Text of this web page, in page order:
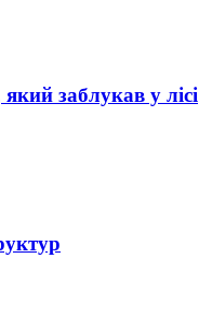
заблукав у лісі